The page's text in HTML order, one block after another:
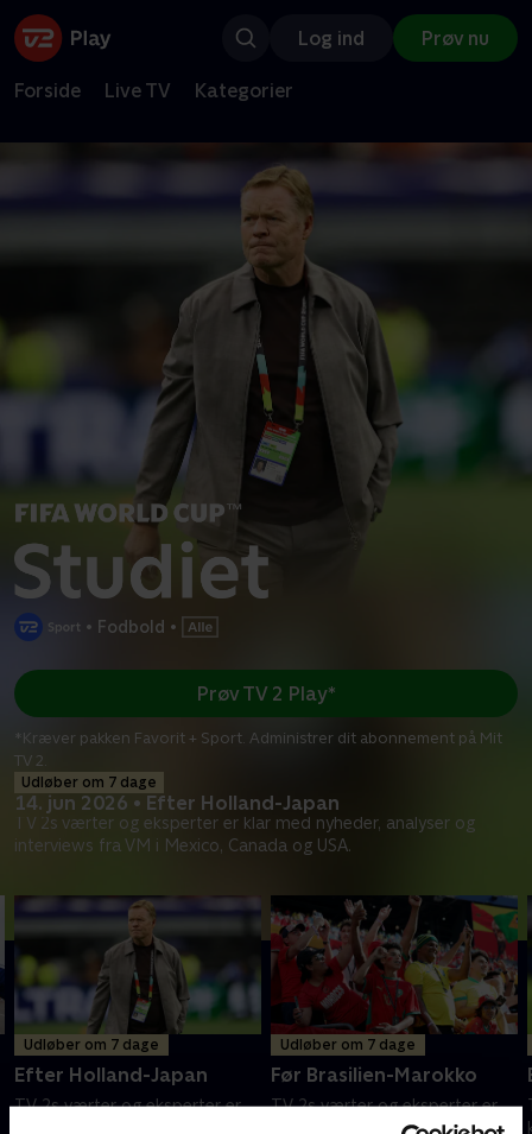
Log ind Prøv nu
Forside Live TV Kategorier
• Fodbold •
Udløber om 7 dage
14. jun 2026 • Efter Holland-Japan
TV 2s værter og eksperter er klar med nyheder, analyser og
interviews fra VM i Mexico, Canada og USA.
Prøv TV 2 Play*
*Kræver pakken Favorit + Sport. Administrer dit abonnement på Mit
TV 2.
Udløber om 7 dage
Efter Holland-Japan
TV 2s værter og eksperter er
Udløber om 7 dage
Før Brasilien-Marokko
TV 2s værter og eksperter er
klar med nyheder, analyser og